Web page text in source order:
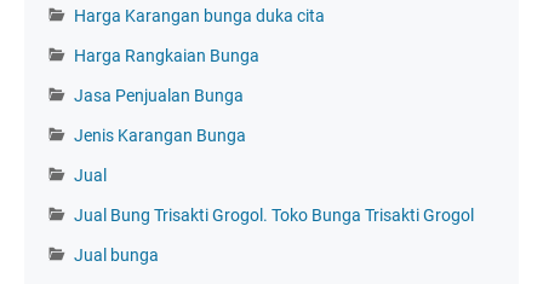
Harga Karangan bunga duka cita
Harga Rangkaian Bunga
Jasa Penjualan Bunga
Jenis Karangan Bunga
Jual
Jual Bung Trisakti Grogol. Toko Bunga Trisakti Grogol
Jual bunga